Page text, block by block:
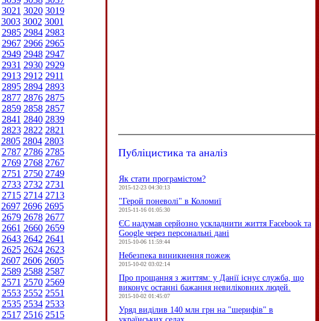
3021 3020 3019
3003 3002 3001
2985 2984 2983
2967 2966 2965
2949 2948 2947
2931 2930 2929
2913 2912 2911
2895 2894 2893
2877 2876 2875
2859 2858 2857
2841 2840 2839
2823 2822 2821
2805 2804 2803
2787 2786 2785
2769 2768 2767
2751 2750 2749
2733 2732 2731
2715 2714 2713
2697 2696 2695
2679 2678 2677
2661 2660 2659
2643 2642 2641
2625 2624 2623
2607 2606 2605
2589 2588 2587
2571 2570 2569
2553 2552 2551
2535 2534 2533
2517 2516 2515
Публіцистика та аналіз
Як стати програмістом?
2015-12-23 04:30:13
"Герой поневолі" в Коломиї
2015-11-16 01:05:30
ЄC надумав серйозно ускладнити життя Facebook та
Google через персональні дані
2015-10-06 11:59:44
Небезпека виникнення пожеж
2015-10-02 03:02:14
Про прощання з життям: у Данії існує служба, що
виконує останні бажання невиліковних людей.
2015-10-02 01:45:07
Уряд виділив 140 млн грн на "шерифів" в